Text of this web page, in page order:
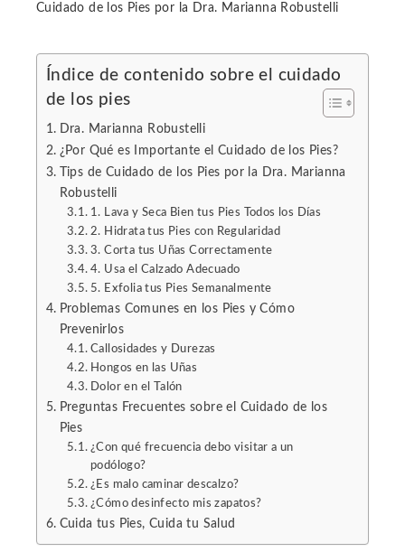
Cuidado de los Pies por la Dra. Marianna Robustelli
Índice de contenido sobre el cuidado
de los pies
Dra. Marianna Robustelli
¿Por Qué es Importante el Cuidado de los Pies?
Tips de Cuidado de los Pies por la Dra. Marianna
Robustelli
1. Lava y Seca Bien tus Pies Todos los Días
2. Hidrata tus Pies con Regularidad
3. Corta tus Uñas Correctamente
4. Usa el Calzado Adecuado
5. Exfolia tus Pies Semanalmente
Problemas Comunes en los Pies y Cómo
Prevenirlos
Callosidades y Durezas
Hongos en las Uñas
Dolor en el Talón
Preguntas Frecuentes sobre el Cuidado de los
Pies
¿Con qué frecuencia debo visitar a un
podólogo?
¿Es malo caminar descalzo?
¿Cómo desinfecto mis zapatos?
Cuida tus Pies, Cuida tu Salud